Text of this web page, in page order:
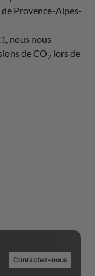
Provence-Alpes-
, nous nous
de CO2 lors de
Contactez-nous